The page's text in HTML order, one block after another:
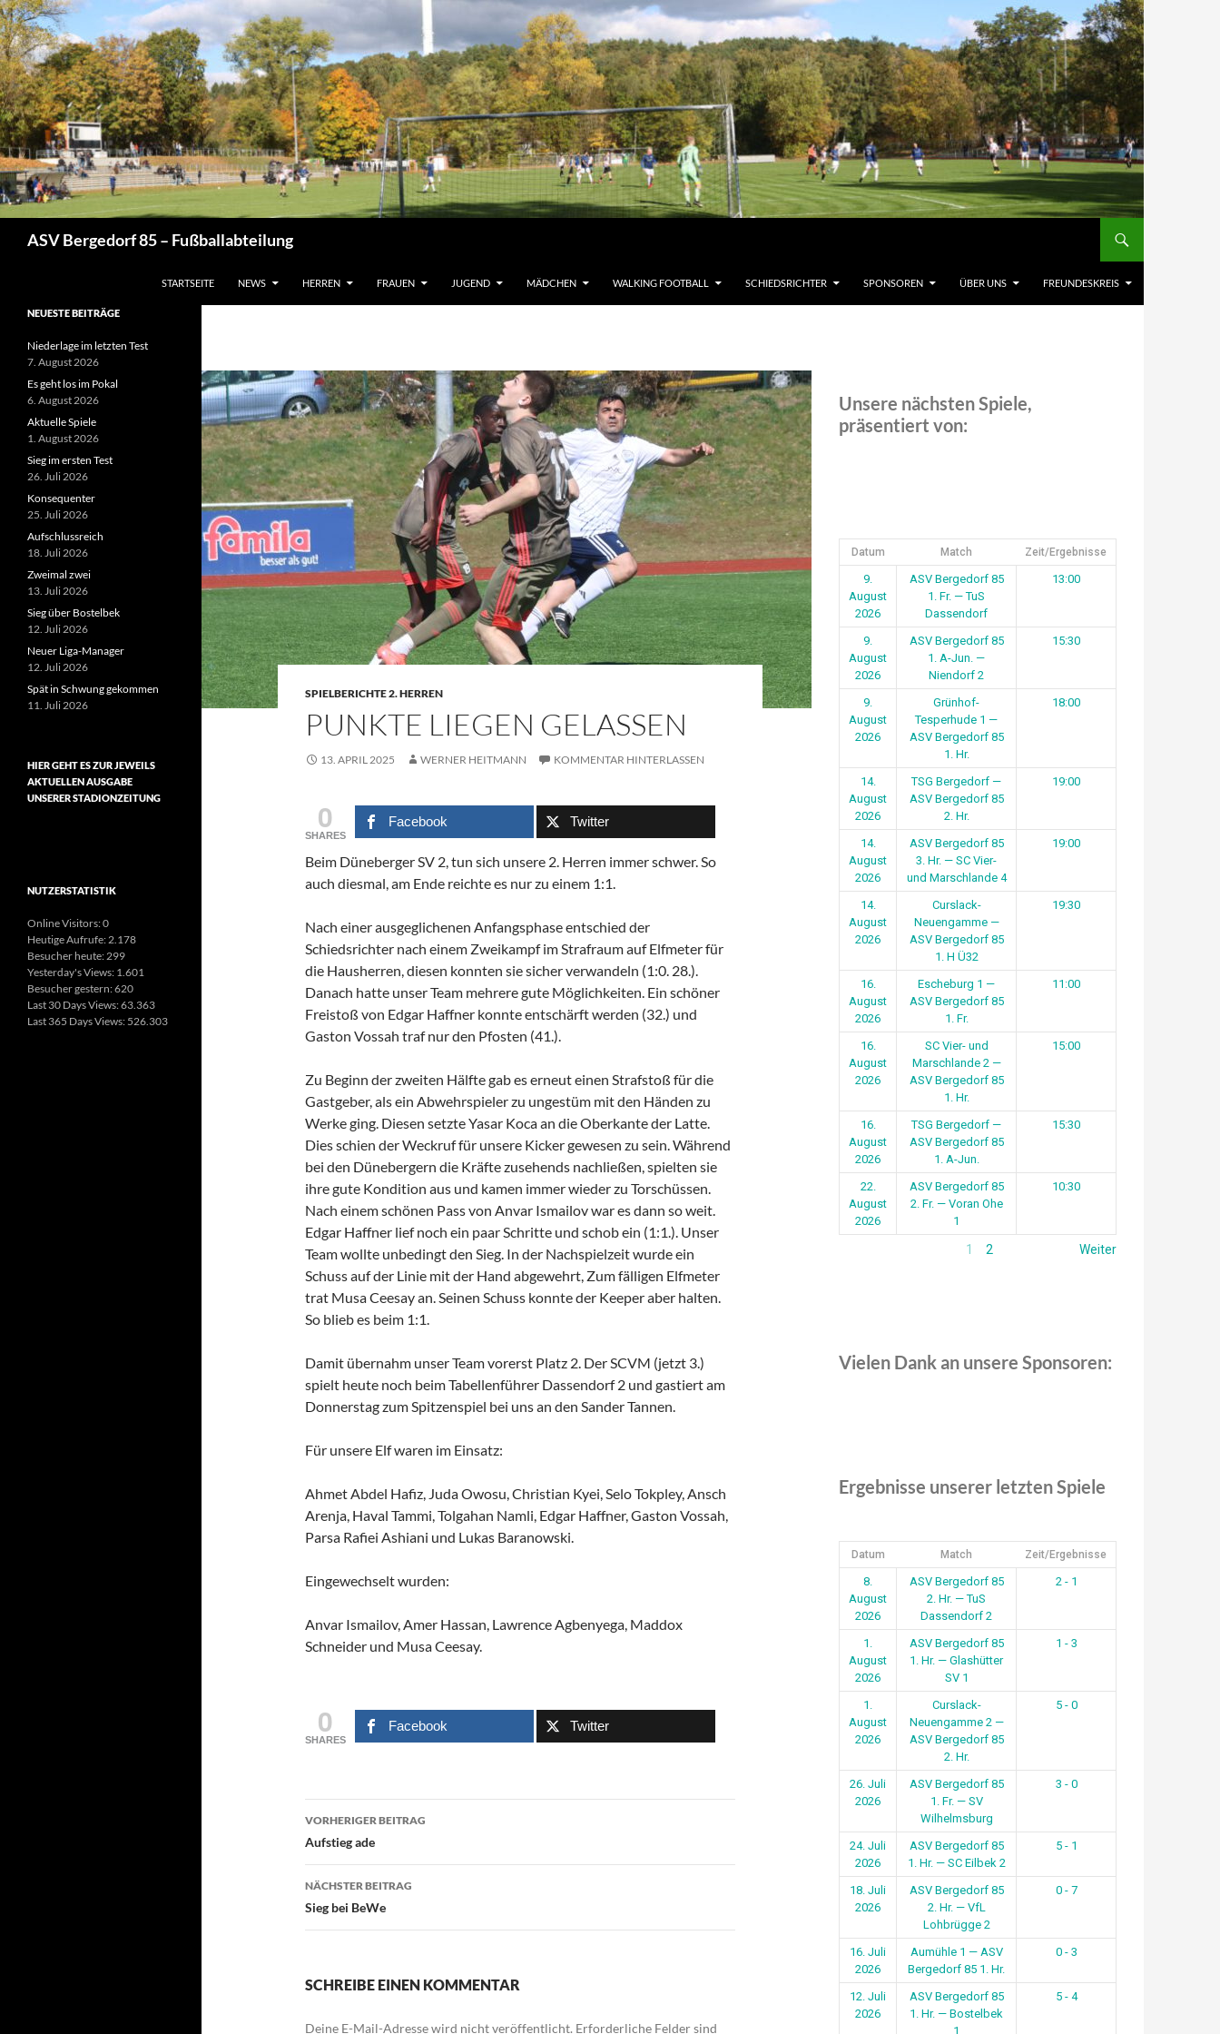
Zum
Inhalt
springen
ASV Bergedorf 85 – Fußballabteilung
STARTSEITE NEWS HERREN FRAUEN JUGEND MÄDCHEN WALKING FOOTBALL SCHIEDSRICHTER SPONSOREN ÜBER UNS FREUNDESKREIS
SPIELBERICHTE 2. HERREN
PUNKTE LIEGEN GELASSEN
13. APRIL 2025 WERNER HEITMANN KOMMENTAR HINTERLASSEN
0
SHARES
Facebook Twitter
Beim Düneberger SV 2, tun sich unsere 2. Herren immer schwer. So
auch diesmal, am Ende reichte es nur zu einem 1:1.
Nach einer ausgeglichenen Anfangsphase entschied der
Schiedsrichter nach einem Zweikampf im Strafraum auf Elfmeter für
die Hausherren, diesen konnten sie sicher verwandeln (1:0. 28.).
Danach hatte unser Team mehrere gute Möglichkeiten. Ein schöner
Freistoß von Edgar Haffner konnte entschärft werden (32.) und
Gaston Vossah traf nur den Pfosten (41.).
Zu Beginn der zweiten Hälfte gab es erneut einen Strafstoß für die
Gastgeber, als ein Abwehrspieler zu ungestüm mit den Händen zu
Werke ging. Diesen setzte Yasar Koca an die Oberkante der Latte.
Dies schien der Weckruf für unsere Kicker gewesen zu sein. Während
bei den Dünebergern die Kräfte zusehends nachließen, spielten sie
ihre gute Kondition aus und kamen immer wieder zu Torschüssen.
Nach einem schönen Pass von Anvar Ismailov war es dann so weit.
Edgar Haffner lief noch ein paar Schritte und schob ein (1:1.). Unser
Team wollte unbedingt den Sieg. In der Nachspielzeit wurde ein
Schuss auf der Linie mit der Hand abgewehrt, Zum fälligen Elfmeter
trat Musa Ceesay an. Seinen Schuss konnte der Keeper aber halten.
So blieb es beim 1:1.
Damit übernahm unser Team vorerst Platz 2. Der SCVM (jetzt 3.)
spielt heute noch beim Tabellenführer Dassendorf 2 und gastiert am
Donnerstag zum Spitzenspiel bei uns an den Sander Tannen.
Für unsere Elf waren im Einsatz:
Ahmet Abdel Hafiz, Juda Owosu, Christian Kyei, Selo Tokpley, Ansch
Arenja, Haval Tammi, Tolgahan Namli, Edgar Haffner, Gaston Vossah,
Parsa Rafiei Ashiani und Lukas Baranowski.
Eingewechselt wurden:
Anvar Ismailov, Amer Hassan, Lawrence Agbenyega, Maddox
Schneider und Musa Ceesay.
0
SHARES
Facebook Twitter
Beitragsnavigation
VORHERIGER BEITRAG
Aufstieg ade
NÄCHSTER BEITRAG
Sieg bei BeWe
SCHREIBE EINEN KOMMENTAR
Deine E-Mail-Adresse wird nicht veröffentlicht. Erforderliche Felder sind
Unsere nächsten Spiele,
präsentiert von:
Datum Match Zeit/Ergebnisse
9.
August
2026
ASV Bergedorf 85
1. Fr. — TuS
Dassendorf
13:00
9.
August
2026
ASV Bergedorf 85
1. A-Jun. —
Niendorf 2
15:30
9.
August
2026
Grünhof-
Tesperhude 1 —
ASV Bergedorf 85
1. Hr.
18:00
14.
August
2026
TSG Bergedorf —
ASV Bergedorf 85
2. Hr.
19:00
14.
August
2026
ASV Bergedorf 85
3. Hr. — SC Vier-
und Marschlande 4
19:00
14.
August
2026
Curslack-
Neuengamme —
ASV Bergedorf 85
1. H Ü32
19:30
16.
August
2026
Escheburg 1 —
ASV Bergedorf 85
1. Fr.
11:00
16.
August
2026
SC Vier- und
Marschlande 2 —
ASV Bergedorf 85
1. Hr.
15:00
16.
August
2026
TSG Bergedorf —
ASV Bergedorf 85
1. A-Jun.
15:30
22.
August
2026
ASV Bergedorf 85
2. Fr. — Voran Ohe
1
10:30
1 2 Weiter
Vielen Dank an unsere Sponsoren:
Ergebnisse unserer letzten Spiele
Datum Match Zeit/Ergebnisse
8.
August
2026
ASV Bergedorf 85
2. Hr. — TuS
Dassendorf 2
2 - 1
1.
August
2026
ASV Bergedorf 85
1. Hr. — Glashütter
SV 1
1 - 3
1.
August
2026
Curslack-
Neuengamme 2 —
ASV Bergedorf 85
2. Hr.
5 - 0
26. Juli
2026
ASV Bergedorf 85
1. Fr. — SV
Wilhelmsburg
3 - 0
24. Juli
2026
ASV Bergedorf 85
1. Hr. — SC Eilbek 2
5 - 1
18. Juli
2026
ASV Bergedorf 85
2. Hr. — VfL
Lohbrügge 2
0 - 7
16. Juli
2026
Aumühle 1 — ASV
Bergedorf 85 1. Hr.
0 - 3
12. Juli
2026
ASV Bergedorf 85
1. Hr. — Bostelbek
1
5 - 4
NEUESTE BEITRÄGE
Niederlage im letzten Test
7. August 2026
Es geht los im Pokal
6. August 2026
Aktuelle Spiele
1. August 2026
Sieg im ersten Test
26. Juli 2026
Konsequenter
25. Juli 2026
Aufschlussreich
18. Juli 2026
Zweimal zwei
13. Juli 2026
Sieg über Bostelbek
12. Juli 2026
Neuer Liga-Manager
12. Juli 2026
Spät in Schwung gekommen
11. Juli 2026
HIER GEHT ES ZUR JEWEILS
AKTUELLEN AUSGABE
UNSERER STADIONZEITUNG
NUTZERSTATISTIK
Online Visitors:0
Heutige Aufrufe:2.178
Besucher heute:299
Yesterday's Views: 1.601
Besucher gestern:620
Last 30 Days Views:63.363
Last 365 Days Views: 526.303